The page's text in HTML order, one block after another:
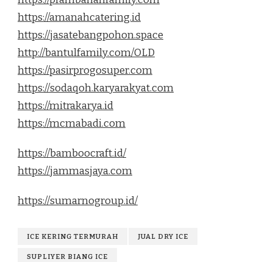
https://amanahcatering.id
https://jasatebangpohon.space
http://bantulfamily.com/OLD
https://pasirprogosuper.com
https://sodaqoh.karyarakyat.com
https://mitrakarya.id
https://mcmabadi.com
https://bamboocraft.id/
https://jammasjaya.com
https://sumarnogroup.id/
ICE KERING TERMURAH JUAL DRY ICE
SUPLIYER BIANG ICE